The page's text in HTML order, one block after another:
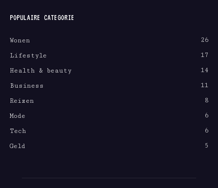
POPULAIRE CATEGORIE
Wonen
26
Lifestyle
17
Health & beauty
14
Business
11
Reizen
8
Mode
6
Tech
6
Geld
5